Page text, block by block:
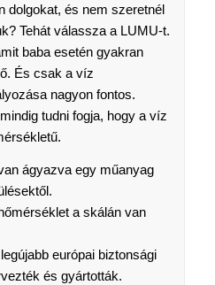
dolgokat, és nem szeretnél
Tehát válassza a LUMU-t.
baba esetén gyakran
És csak a víz
nagyon fontos.
tudni fogja, hogy a víz
ágyazva egy műanyag
a skálán van
európai biztonsági
és gyártották.